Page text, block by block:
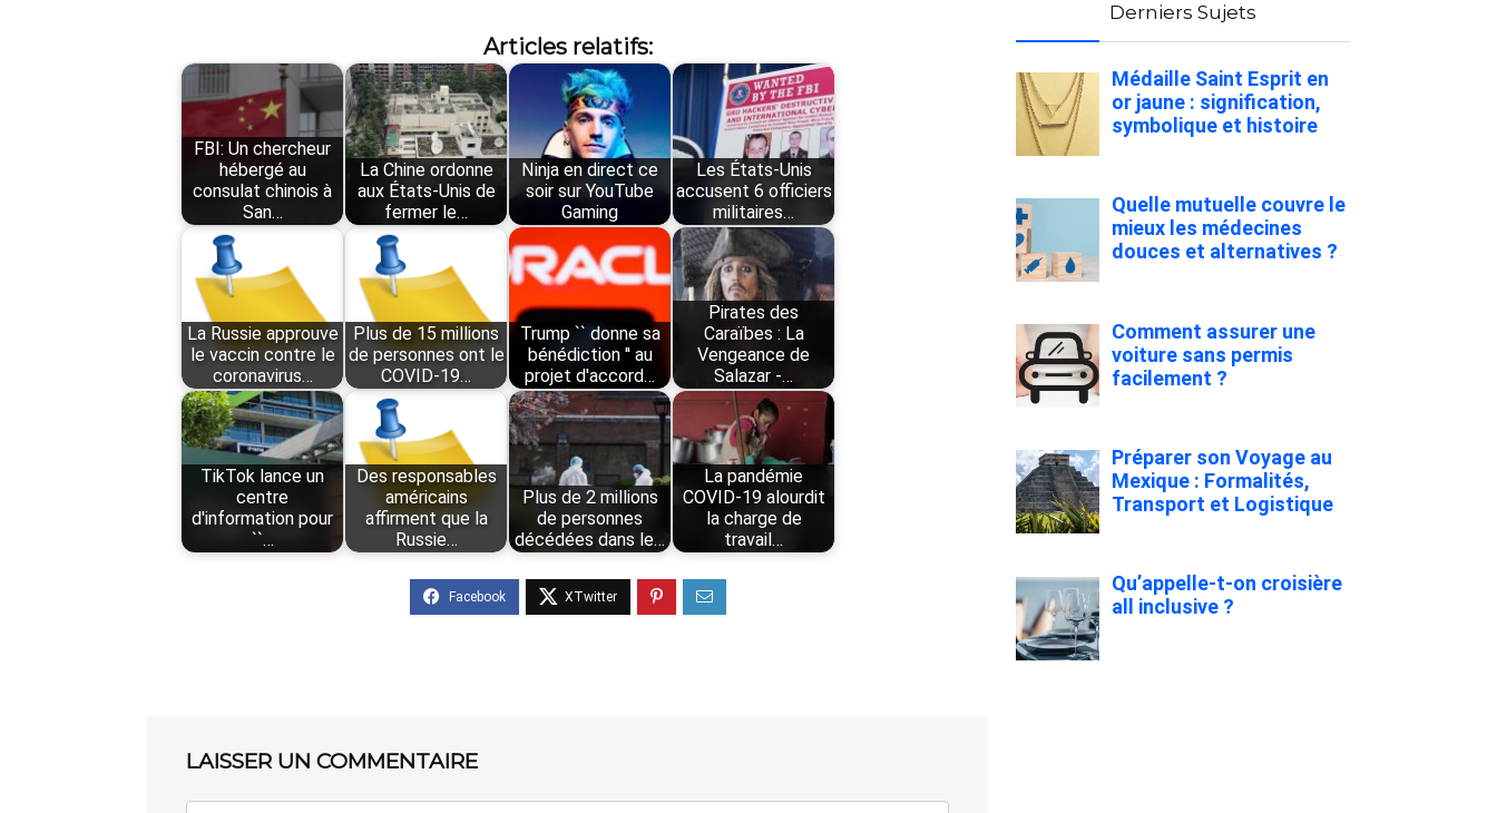
Articles relatifs:
FBI: Un chercheur
hébergé au
consulat chinois à
San…
La Chine ordonne
aux États-Unis de
fermer le…
Ninja en direct ce
soir sur YouTube
Gaming
Les États-Unis
accusent 6 officiers
militaires…
La Russie approuve
le vaccin contre le
coronavirus…
Plus de 15 millions
de personnes ont le
COVID-19…
Trump `` donne sa
bénédiction '' au
projet d'accord…
Pirates des
Caraïbes : La
Vengeance de
Salazar -…
TikTok lance un
centre
d'information pour
``…
Des responsables
américains
affirment que la
Russie…
Plus de 2 millions
de personnes
décédées dans le…
La pandémie
COVID-19 alourdit
la charge de
travail…
LAISSER UN COMMENTAIRE
Derniers Sujets
Médaille Saint Esprit en
or jaune : signification,
symbolique et histoire
Quelle mutuelle couvre le
mieux les médecines
douces et alternatives ?
Comment assurer une
voiture sans permis
facilement ?
Préparer son Voyage au
Mexique : Formalités,
Transport et Logistique
Qu’appelle-t-on croisière
all inclusive ?